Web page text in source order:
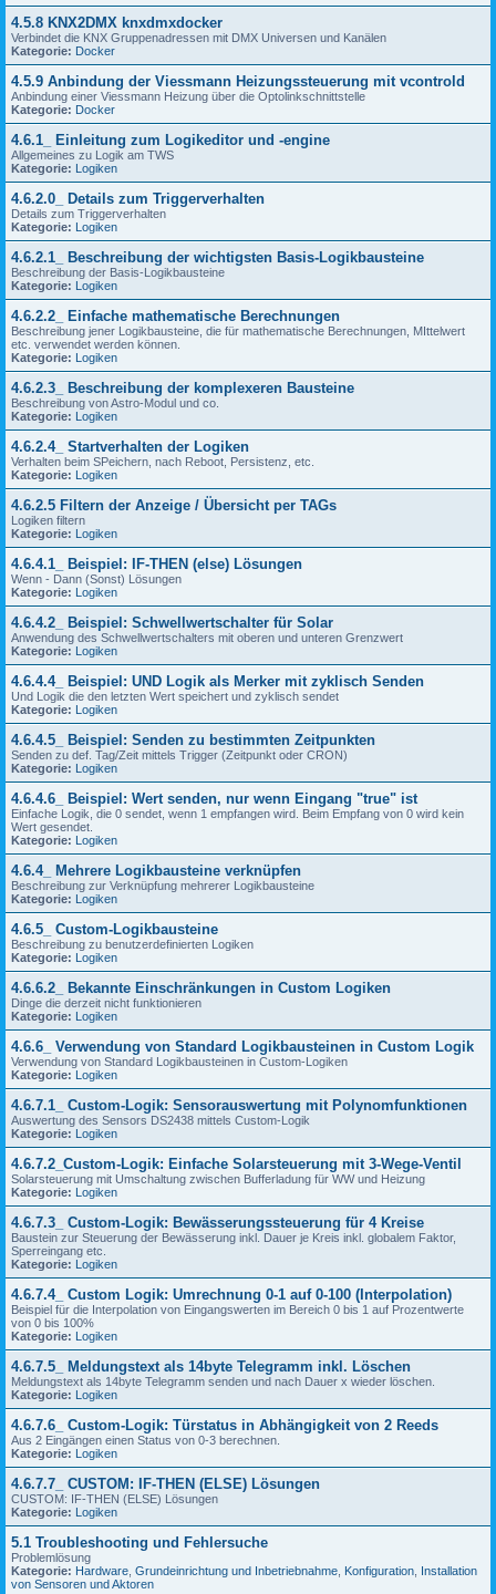
4.5.8 KNX2DMX knxdmxdocker
Verbindet die KNX Gruppenadressen mit DMX Universen und Kanälen
Kategorie: Docker
4.5.9 Anbindung der Viessmann Heizungssteuerung mit vcontrold
Anbindung einer Viessmann Heizung über die Optolinkschnittstelle
Kategorie: Docker
4.6.1_ Einleitung zum Logikeditor und -engine
Allgemeines zu Logik am TWS
Kategorie: Logiken
4.6.2.0_ Details zum Triggerverhalten
Details zum Triggerverhalten
Kategorie: Logiken
4.6.2.1_ Beschreibung der wichtigsten Basis-Logikbausteine
Beschreibung der Basis-Logikbausteine
Kategorie: Logiken
4.6.2.2_ Einfache mathematische Berechnungen
Beschreibung jener Logikbausteine, die für mathematische Berechnungen, MIttelwert
etc. verwendet werden können.
Kategorie: Logiken
4.6.2.3_ Beschreibung der komplexeren Bausteine
Beschreibung von Astro-Modul und co.
Kategorie: Logiken
4.6.2.4_ Startverhalten der Logiken
Verhalten beim SPeichern, nach Reboot, Persistenz, etc.
Kategorie: Logiken
4.6.2.5 Filtern der Anzeige / Übersicht per TAGs
Logiken filtern
Kategorie: Logiken
4.6.4.1_ Beispiel: IF-THEN (else) Lösungen
Wenn - Dann (Sonst) Lösungen
Kategorie: Logiken
4.6.4.2_ Beispiel: Schwellwertschalter für Solar
Anwendung des Schwellwertschalters mit oberen und unteren Grenzwert
Kategorie: Logiken
4.6.4.4_ Beispiel: UND Logik als Merker mit zyklisch Senden
Und Logik die den letzten Wert speichert und zyklisch sendet
Kategorie: Logiken
4.6.4.5_ Beispiel: Senden zu bestimmten Zeitpunkten
Senden zu def. Tag/Zeit mittels Trigger (Zeitpunkt oder CRON)
Kategorie: Logiken
4.6.4.6_ Beispiel: Wert senden, nur wenn Eingang "true" ist
Einfache Logik, die 0 sendet, wenn 1 empfangen wird. Beim Empfang von 0 wird kein
Wert gesendet.
Kategorie: Logiken
4.6.4_ Mehrere Logikbausteine verknüpfen
Beschreibung zur Verknüpfung mehrerer Logikbausteine
Kategorie: Logiken
4.6.5_ Custom-Logikbausteine
Beschreibung zu benutzerdefinierten Logiken
Kategorie: Logiken
4.6.6.2_ Bekannte Einschränkungen in Custom Logiken
Dinge die derzeit nicht funktionieren
Kategorie: Logiken
4.6.6_ Verwendung von Standard Logikbausteinen in Custom Logik
Verwendung von Standard Logikbausteinen in Custom-Logiken
Kategorie: Logiken
4.6.7.1_ Custom-Logik: Sensorauswertung mit Polynomfunktionen
Auswertung des Sensors DS2438 mittels Custom-Logik
Kategorie: Logiken
4.6.7.2_Custom-Logik: Einfache Solarsteuerung mit 3-Wege-Ventil
Solarsteuerung mit Umschaltung zwischen Bufferladung für WW und Heizung
Kategorie: Logiken
4.6.7.3_ Custom-Logik: Bewässerungssteuerung für 4 Kreise
Baustein zur Steuerung der Bewässerung inkl. Dauer je Kreis inkl. globalem Faktor,
Sperreingang etc.
Kategorie: Logiken
4.6.7.4_ Custom Logik: Umrechnung 0-1 auf 0-100 (Interpolation)
Beispiel für die Interpolation von Eingangswerten im Bereich 0 bis 1 auf Prozentwerte
von 0 bis 100%
Kategorie: Logiken
4.6.7.5_ Meldungstext als 14byte Telegramm inkl. Löschen
Meldungstext als 14byte Telegramm senden und nach Dauer x wieder löschen.
Kategorie: Logiken
4.6.7.6_ Custom-Logik: Türstatus in Abhängigkeit von 2 Reeds
Aus 2 Eingängen einen Status von 0-3 berechnen.
Kategorie: Logiken
4.6.7.7_ CUSTOM: IF-THEN (ELSE) Lösungen
CUSTOM: IF-THEN (ELSE) Lösungen
Kategorie: Logiken
5.1 Troubleshooting und Fehlersuche
Problemlösung
Kategorie: Hardware Grundeinrichtung und Inbetriebnahme Konfiguration Installation
von Sensoren und Aktoren